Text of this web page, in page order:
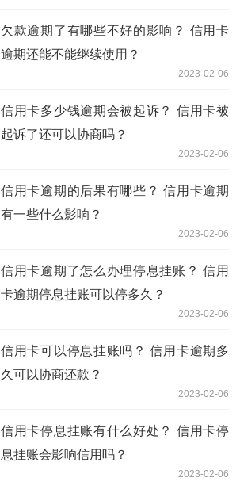
欠款逾期了有哪些不好的影响？ 信用卡
逾期还能不能继续使用？
2023-02-06
信用卡多少钱逾期会被起诉？ 信用卡被
起诉了还可以协商吗？
2023-02-06
信用卡逾期的后果有哪些？ 信用卡逾期
有一些什么影响？
2023-02-06
信用卡逾期了怎么办理停息挂账？ 信用
卡逾期停息挂账可以停多久？
2023-02-06
信用卡可以停息挂账吗？ 信用卡逾期多
久可以协商还款？
2023-02-06
信用卡停息挂账有什么好处？ 信用卡停
息挂账会影响信用吗？
2023-02-06